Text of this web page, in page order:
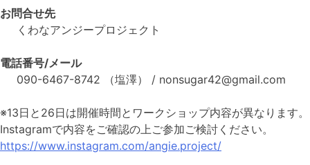
お問合せ先
くわなアンジープロジェクト
電話番号/メール
090-6467-8742 （塩澤） / nonsugar42@gmail.com
※13日と26日は開催時間とワークショップ内容が異なります。
Instagramで内容をご確認の上ご参加ご検討ください。
https://www.instagram.com/angie.project/